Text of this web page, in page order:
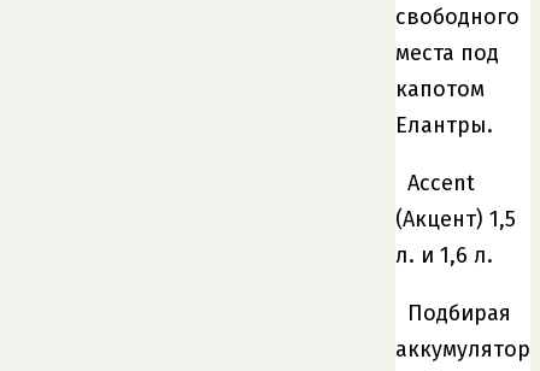
свободного
места под
капотом
Елантры.
Accent
(Акцент) 1,5
л. и 1,6 л.
Подбирая
аккумулятор